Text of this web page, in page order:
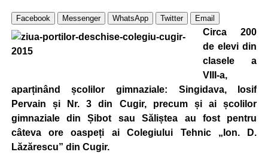
Facebook Messenger WhatsApp Twitter Email
Circa 200
de elevi din
clasele a
VIII-a,
aparținând școlilor gimnaziale: Singidava, Iosif
Pervain și Nr. 3 din Cugir, precum și ai școlilor
gimnaziale din Șibot sau Săliștea au fost pentru
câteva ore oaspeți ai Colegiului Tehnic „Ion. D.
Lăzărescu” din Cugir.